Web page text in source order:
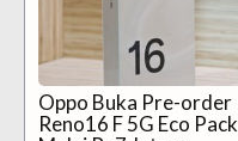
Oppo Buka Pre-order
Reno16 F 5G Eco Pack